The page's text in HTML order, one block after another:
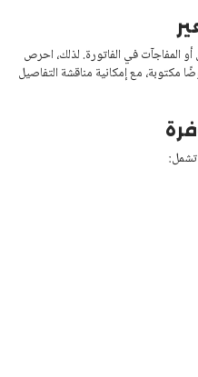
المفاجآت في الفاتورة. لذلك، احرص
مكتوبة، مع إمكانية مناقشة التفاصيل